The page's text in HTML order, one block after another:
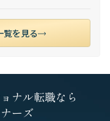
覧を見る
ナル転職なら
ーズ